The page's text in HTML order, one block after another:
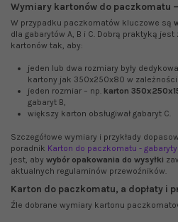
Wymiary kartonów do paczkomatu
W przypadku paczkomatów kluczowe są
dla gabarytów A, B i C. Dobrą praktyką
kartonów tak, aby:
jeden lub dwa rozmiary były
kartony jak 350x250x80 w
jeden rozmiar – np. karton
gabaryt B,
większy karton obsługiwał gabaryt C.
Szczegółowe wymiary i przykłady
poradnik Karton do paczkomatu -
jest, aby wybór opakowania do wysyłki
aktualnych regulaminów przewoźników.
Karton do paczkomatu, a dopłaty i
Źle dobrane wymiary kartonu